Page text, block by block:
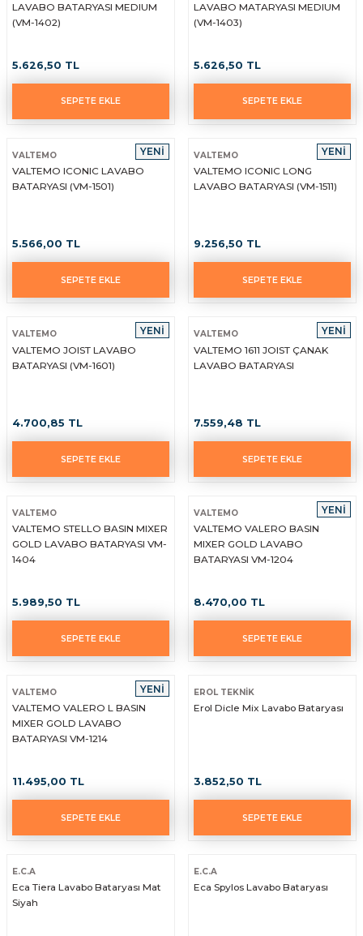
LAVABO BATARYASI MEDIUM
(VM-1402)
5.626,50 TL
SEPETE EKLE
LAVABO MATARYASI MEDIUM
(VM-1403)
5.626,50 TL
SEPETE EKLE
YENİ
VALTEMO
VALTEMO ICONIC LAVABO
BATARYASI (VM-1501)
5.566,00 TL
SEPETE EKLE
YENİ
VALTEMO
VALTEMO ICONIC LONG
LAVABO BATARYASI (VM-1511)
9.256,50 TL
SEPETE EKLE
YENİ
VALTEMO
VALTEMO JOIST LAVABO
BATARYASI (VM-1601)
4.700,85 TL
SEPETE EKLE
YENİ
VALTEMO
VALTEMO 1611 JOIST ÇANAK
LAVABO BATARYASI
7.559,48 TL
SEPETE EKLE
VALTEMO
VALTEMO STELLO BASIN MIXER
GOLD LAVABO BATARYASI VM-
1404
5.989,50 TL
SEPETE EKLE
YENİ
VALTEMO
VALTEMO VALERO BASIN
MIXER GOLD LAVABO
BATARYASI VM-1204
8.470,00 TL
SEPETE EKLE
YENİ
VALTEMO
VALTEMO VALERO L BASIN
MIXER GOLD LAVABO
BATARYASI VM-1214
11.495,00 TL
SEPETE EKLE
EROL TEKNİK
Erol Dicle Mix Lavabo Bataryası
3.852,50 TL
SEPETE EKLE
E.C.A
Eca Tiera Lavabo Bataryası Mat
Siyah
E.C.A
Eca Spylos Lavabo Bataryası